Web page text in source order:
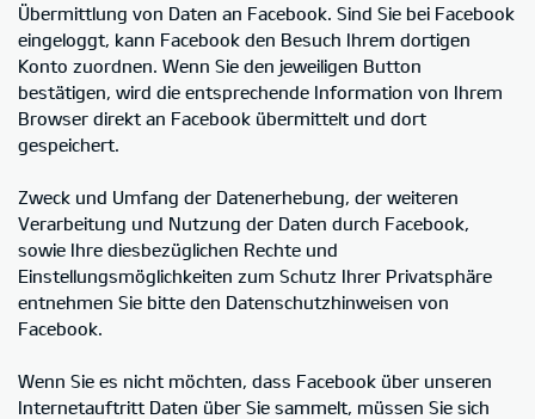
Übermittlung von Daten an Facebook. Sind Sie bei Facebook
eingeloggt, kann Facebook den Besuch Ihrem dortigen
Konto zuordnen. Wenn Sie den jeweiligen Button
bestätigen, wird die entsprechende Information von Ihrem
Browser direkt an Facebook übermittelt und dort
gespeichert.
Zweck und Umfang der Datenerhebung, der weiteren
Verarbeitung und Nutzung der Daten durch Facebook,
sowie Ihre diesbezüglichen Rechte und
Einstellungsmöglichkeiten zum Schutz Ihrer Privatsphäre
entnehmen Sie bitte den Datenschutzhinweisen von
Facebook.
Wenn Sie es nicht möchten, dass Facebook über unseren
Internetauftritt Daten über Sie sammelt, müssen Sie sich